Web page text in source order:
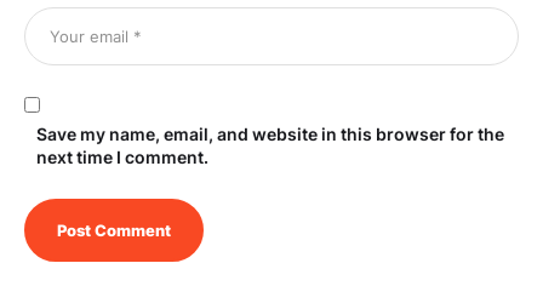
Save my name, email, and website in this browser for the
next time I comment.